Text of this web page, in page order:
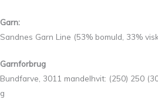
Garn:
Sandnes Garn Line (53% bomuld, 33%
Garnforbrug
Bundfarve, 3011 mandelhvit: (250) 250
g